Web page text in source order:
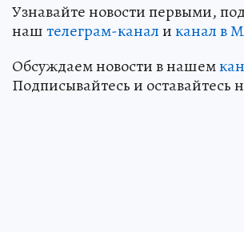
Узнавайте новости первыми,
наштелеграм-каналиканал в
Обсуждаем новости в нашем
Подписывайтесь и оставайтесь